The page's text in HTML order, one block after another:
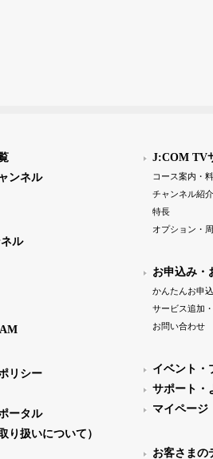
ンネル
ル
リシー
ータル
り扱いについて）
J:COM TV
コース案内・
チャンネル紹介
特長
オプション・
お申込み・
かんたんお申
サービス追加
お問い合わせ
イベント・
サポート・
マイページ
お客さまの